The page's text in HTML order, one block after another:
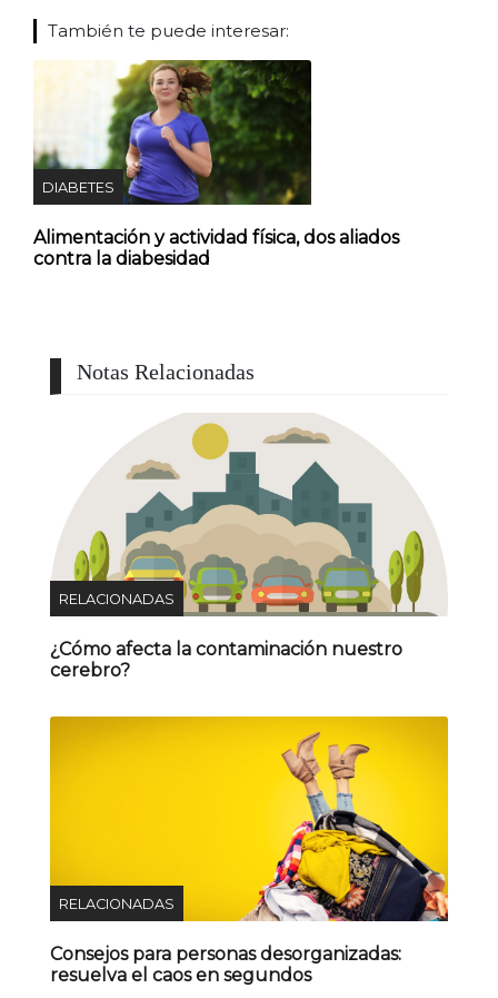
También te puede interesar:
DIABETES
Alimentación y actividad física, dos aliados
contra la diabesidad
Notas Relacionadas
RELACIONADAS
¿Cómo afecta la contaminación nuestro
cerebro?
RELACIONADAS
Consejos para personas desorganizadas:
resuelva el caos en segundos